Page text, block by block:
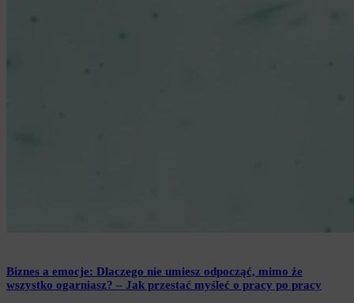
Biznes a emocje: Dlaczego nie umiesz odpocząć, mimo że
wszystko ogarniasz? – Jak przestać myśleć o pracy po pracy